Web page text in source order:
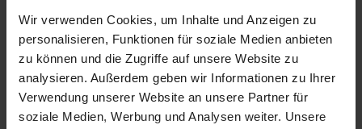
Wir verwenden Cookies, um Inhalte und Anzeigen zu
personalisieren, Funktionen für soziale Medien anbieten
zu können und die Zugriffe auf unsere Website zu
analysieren. Außerdem geben wir Informationen zu Ihrer
Verwendung unserer Website an unsere Partner für
soziale Medien, Werbung und Analysen weiter. Unsere
Stadt
Ihre Nachricht
Nachricht